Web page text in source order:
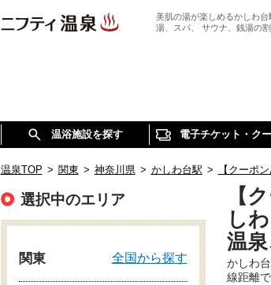
美肌の湯が楽しめるかしわ
湯、スパ、 サウナ、銭湯の
温浴施設を探す 電子チケット・ク
温泉TOP > 関東 > 神奈川県 > かしわ台駅 > 【クーポ
【
し
温
かしわ
線距離
選択中のエリア
関東 全国から探す